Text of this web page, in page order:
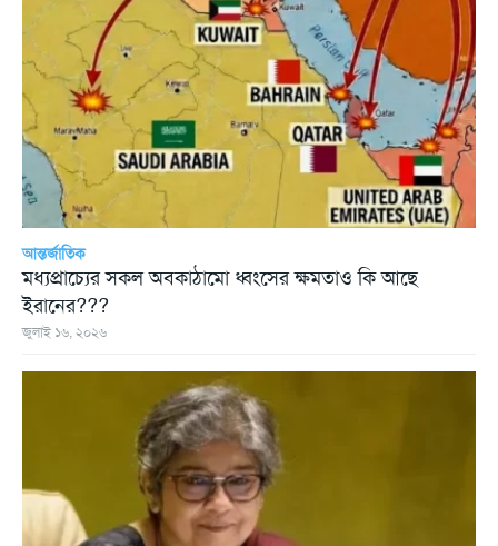
আন্তর্জাতিক
মধ্যপ্রাচ্যের সকল অবকাঠামো ধ্বংসের ক্ষমতাও কি আছে
ইরানের???
জুলাই ১৬, ২০২৬